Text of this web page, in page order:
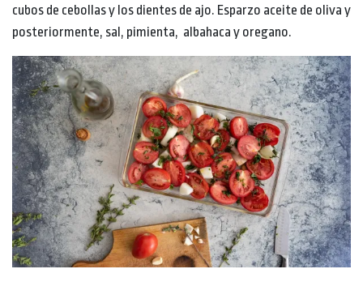
cubos de cebollas y los dientes de ajo. Esparzo aceite de oliva y
posteriormente, sal, pimienta, albahaca y oregano.